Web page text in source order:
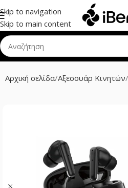
Skip to navigation
Skip to main content
Αρχική σελίδα Αξεσουάρ Κινητών